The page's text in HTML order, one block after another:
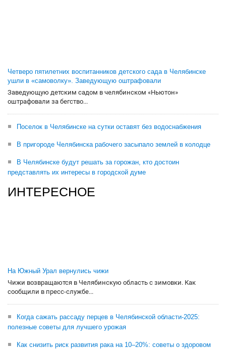
Четверо пятилетних воспитанников детского сада в Челябинске
ушли в «самоволку». Заведующую оштрафовали
Заведующую детским садом в челябинском «Ньютон»
оштрафовали за бегство...
Поселок в Челябинске на сутки оставят без водоснабжения
В пригороде Челябинска рабочего засыпало землей в колодце
В Челябинске будут решать за горожан, кто достоин
представлять их интересы в городской думе
ИНТЕРЕСНОЕ
На Южный Урал вернулись чижи
Чижи возвращаются в Челябинскую область с зимовки. Как
сообщили в пресс-службе...
Когда сажать рассаду перцев в Челябинской области-2025:
полезные советы для лучшего урожая
Как снизить риск развития рака на 10–20%: советы о здоровом